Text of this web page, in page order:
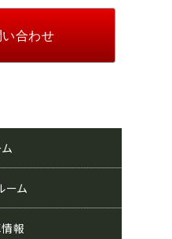
ーム
報